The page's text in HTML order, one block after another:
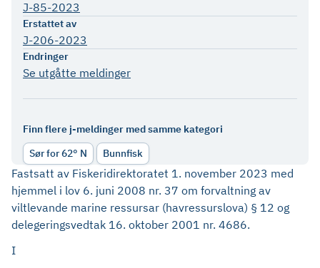
J-85-2023
Erstattet av
J-206-2023
Endringer
Se utgåtte meldinger
Finn flere j-meldinger med samme kategori
Sør for 62° N
Bunnfisk
Fastsatt av Fiskeridirektoratet 1. november 2023 med
hjemmel i lov 6. juni 2008 nr. 37 om forvaltning av
viltlevande marine ressursar (havressurslova) § 12 og
delegeringsvedtak 16. oktober 2001 nr. 4686.
I